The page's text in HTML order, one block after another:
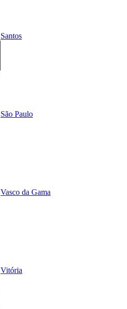
Santos
São Paulo
Vasco da Gama
Vitória